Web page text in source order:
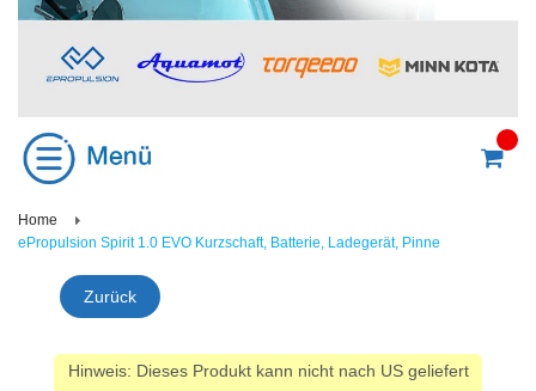
Home
ePropulsion Spirit 1.0 EVO Kurzschaft, Batterie, Ladegerät, Pinne
Zurück
Hinweis: Dieses Produkt kann nicht nach US geliefert